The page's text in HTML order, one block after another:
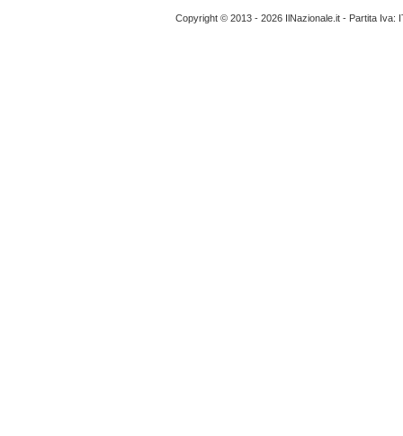
Copyright © 2013 - 2026 IlNazionale.it - Partita Iva: